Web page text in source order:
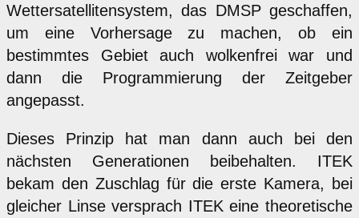
Wettersatellitensystem, das DMSP geschaffen,
um eine Vorhersage zu machen, ob ein
bestimmtes Gebiet auch wolkenfrei war und
dann die Programmierung der Zeitgeber
angepasst.
Dieses Prinzip hat man dann auch bei den
nächsten Generationen beibehalten. ITEK
bekam den Zuschlag für die erste Kamera, bei
gleicher Linse versprach ITEK eine theoretische